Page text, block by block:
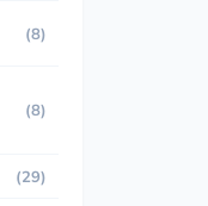
(8)
(8)
(29)